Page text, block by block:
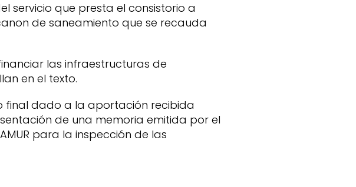
servicio que presta el consistorio a
de saneamiento que se recauda
las infraestructuras de
en el texto.
final dado a la aportación recibida
de una memoria emitida por el
para la inspección de las